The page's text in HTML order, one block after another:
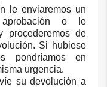
le enviaremos un
o le
procederemos de
Si hubiese
pondríamos en
urgencia.
su devolución a